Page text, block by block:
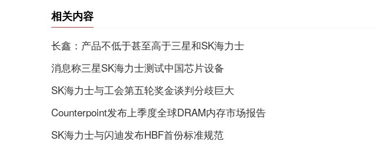
相关内容
长鑫：产品不低于甚至高于三星和SK海力士
消息称三星SK海力士测试中国芯片设备
SK海力士与工会第五轮奖金谈判分歧巨大
Counterpoint发布上季度全球DRAM内存市场报告
SK海力士与闪迪发布HBF首份标准规范